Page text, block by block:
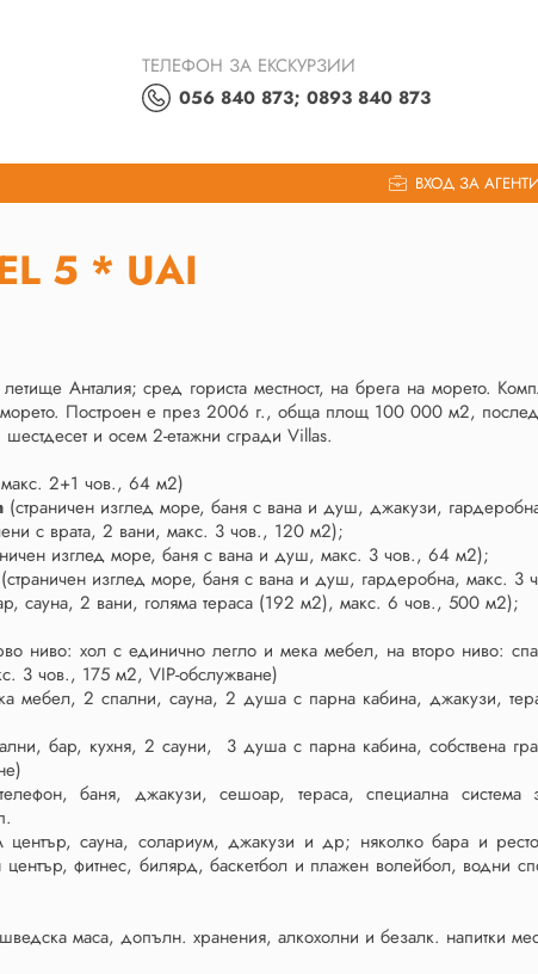
ТЕЛЕФОН ЗА ЕКСКУРЗИИ
056 840 873; 0893 840 873
ВХОД ЗА
5 * UAI
Анталия; сред гориста местност, на брега на морето.
морето. Построен е през 2006 г., обща площ 100 000 м2,
и осем 2-етажни сгради Villas.
макс. 2+1 чов., 64 м2)
(страничен изглед море, баня с вана и душ, джакузи,
с врата, 2 вани, макс. 3 чов., 120 м2);
изглед море, баня с вана и душ, макс. 3 чов., 64 м2);
изглед море, баня с вана и душ, гардеробна, макс. 3
сауна, 2 вани, голяма тераса (192 м2), макс. 6 чов., 500 м2);
ниво: хол с единично легло и мека мебел, на второ ниво:
3 чов., 175 м2, VIP-обслужване)
мебел, 2 спални, сауна, 2 душа с парна кабина, джакузи,
бар, кухня, 2 сауни, 3 душа с парна кабина, собствена
баня, джакузи, сешоар, тераса, специална система
сауна, солариум, джакузи и др; няколко бара и
фитнес, билярд, баскетбол и плажен волейбол, водни
маса, допълн. хранения, алкохолни и безалк. напитки